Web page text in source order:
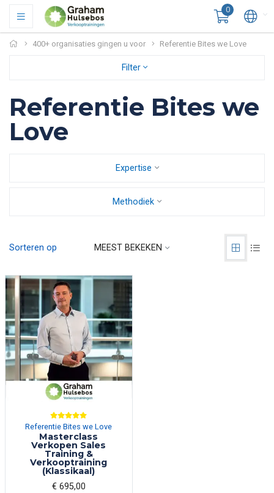
0
400+ organisaties gingen u voor Referentie Bites we Love
Filter
Referentie Bites we
Love
Expertise
Methodiek
Sorteren op MEEST BEKEKEN
Referentie Bites we Love
Masterclass
Verkopen Sales
Training &
Verkooptraining
(Klassikaal)
€ 695,00